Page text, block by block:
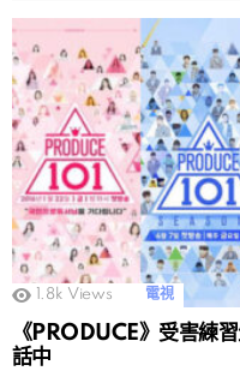
1.8k Views 電視
《PRODUCE》受害練
話中